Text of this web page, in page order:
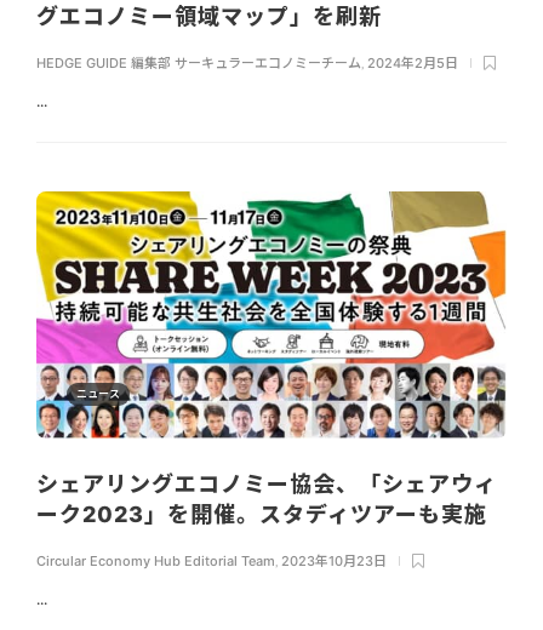
グエコノミー領域マップ」を刷新
HEDGE GUIDE 編集部 サーキュラーエコノミーチーム 2024年2月5日
...
ニュース
シェアリングエコノミー協会、「シェアウィ
ーク2023」を開催。スタディツアーも実施
Circular Economy Hub Editorial Team 2023年10月23日
...